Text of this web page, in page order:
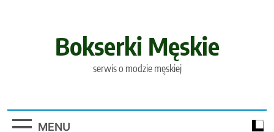
Bokserki Męskie
serwis o modzie męskiej
MENU